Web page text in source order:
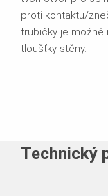
proti kontaktu/
trubičky je možné
tloušťky stěny.
Technický